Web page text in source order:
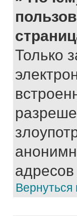
Только
Вернуться